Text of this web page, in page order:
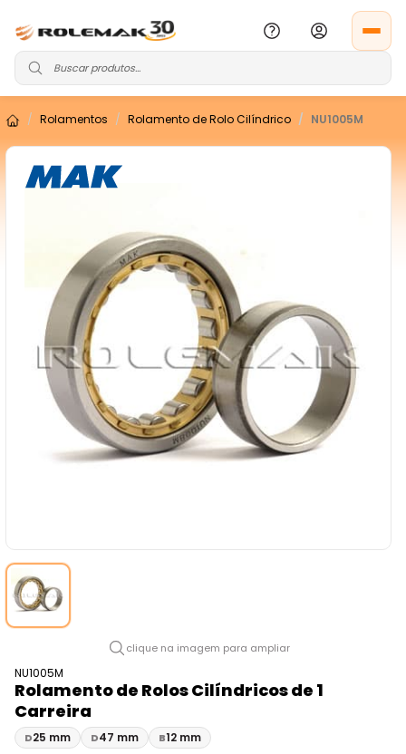
Rolamentos Rolamento de Rolo Cilíndrico NU1005M
clique na imagem para ampliar
NU1005M
Rolamento de Rolos Cilíndricos de 1
Carreira
D25 mm D47 mm B12 mm